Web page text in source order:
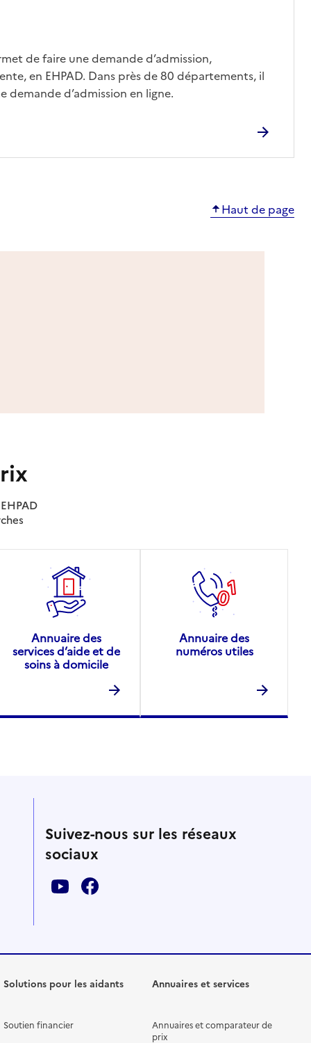
de faire une demande d’admission,
en EHPAD. Dans près de 80 départements, il
demande d’admission en ligne.
Haut de page
Annuaire des
services d’aide et de
soins à domicile
Annuaire des
numéros utiles
Suivez-nous sur les réseaux
sociaux
Solutions pour les aidants
Soutien financier
Annuaires et services
Annuaires et comparateur de
prix